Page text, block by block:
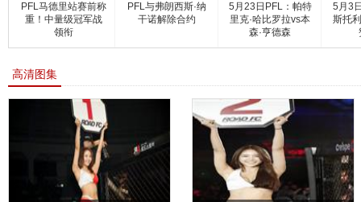
PFL马德里站赛前称
重！中量级冠军战
领衔
PFL与弗朗西斯·纳
干诺解除合约
5月23日PFL：帕特
里克·哈比罗拉vs本
森·亨德森
5月3
斯托
高清图集